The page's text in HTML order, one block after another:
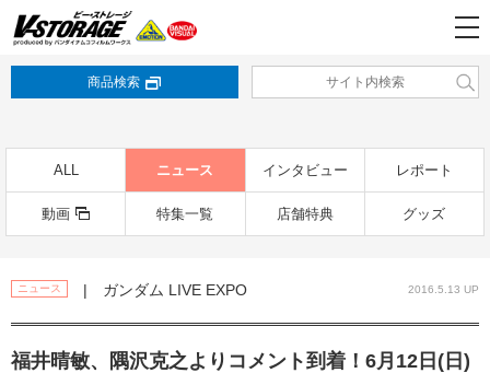
商品検索
ALL ニュース インタビュー レポート
動画 特集一覧 店舗特典 グッズ
ニュース | ガンダム LIVE EXPO 2016.5.13 UP
福井晴敏、隅沢克之よりコメント到着！6月12日(日)